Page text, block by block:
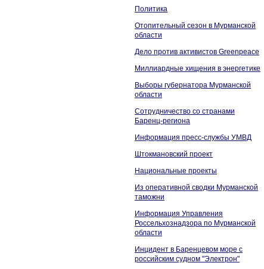
Политика
Отопительный сезон в Мурманской
области
Дело против активистов Greenpeace
Миллиардные хищения в энергетике
Выборы губернатора Мурманской
области
Сотрудничество со странами
Баренц-региона
Информация пресс-службы УМВД
Штокмановский проект
Национальные проекты
Из оперативной сводки Мурманской
таможни
Информация Управления
Россельхознадзора по Мурманской
области
Инцидент в Баренцевом море с
российским судном "Электрон"